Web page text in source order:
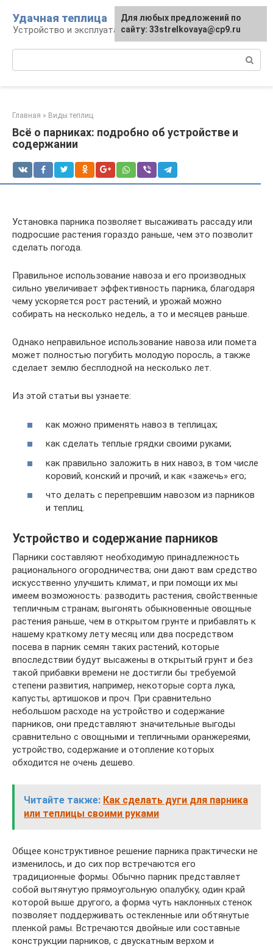
контенту
Удачная теплица
Устройство и эксплуатация теплиц
Главная » Виды теплиц
Всё о парниках: подробно об устройстве и
содержании
Установка парника позволяет высаживать рассаду или
подросшие растения гораздо раньше, чем это позволит
сделать погода.
Правильное использование навоза и его производных
сильно увеличивает эффективность парника, благодаря
чему ускоряется рост растений, и урожай можно
собирать на несколько недель, а то и месяцев раньше.
Однако неправильное использование навоза или помета
может полностью погубить молодую поросль, а также
сделает землю бесплодной на несколько лет.
Из этой статьи вы узнаете:
как можно применять навоз в теплицах;
как сделать теплые грядки своими руками;
как правильно заложить в них навоз, в том числе
коровий, конский и прочий, и как «зажечь» его;
что делать с перепревшим навозом из парников
и теплиц.
Устройство и содержание парников
Парники составляют необходимую принадлежность
рационального огородничества; они дают вам средство
искусственно улучшить климат, и при помощи их мы
имеем возможность: разводить растения, свойственные
тепличным странам; выгонять обыкновенные овощные
растения раньше, чем в открытом грунте и прибавлять к
нашему краткому лету месяц или два посредством
посева в парник семян таких растений, которые
впоследствии будут высажены в открытый грунт и без
такой прибавки времени не достигли бы требуемой
степени развития, например, некоторые сорта лука,
капусты, артишоков и проч. При сравнительно
небольшом расходе на устройство и содержание
парников, они представляют значительные выгоды
сравнительно с овощными и тепличными оранжереями,
устройство, содержание и отопление которых
обходится не очень дешево.
Читайте также: Как сделать дуги для парника
или теплицы своими руками
Общее конструктивное решение парника практически не
изменилось, и до сих пор встречаются его
традиционные формы. Обычно парник представляет
собой вытянутую прямоугольную опалубку, один край
которой выше другого, а форма чуть наклонных стенок
позволяет поддерживать остекленные или обтянутые
пленкой рамы. Встречаются двойные или составные
конструкции парников, с двускатным верхом и
Для любых предложений по
сайту: 33strelkovaya@cp9.ru